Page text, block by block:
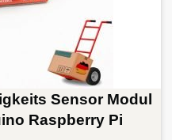
Sensor Modul
Raspberry Pi